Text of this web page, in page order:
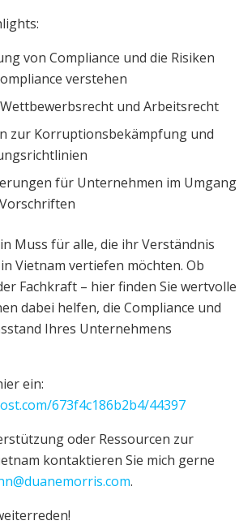
von Compliance und die Risiken
verstehen
und Arbeitsrecht
zur Korruptionsbekämpfung und
für Unternehmen im Umgang
Muss für alle, die ihr Verständnis
Vietnam vertiefen möchten. Ob
Fachkraft – hier finden Sie wertvolle
dabei helfen, die Compliance und
Ihres Unternehmens
ein:
673f4c186b2b4/44397
oder Ressourcen zur
kontaktieren Sie mich gerne
.